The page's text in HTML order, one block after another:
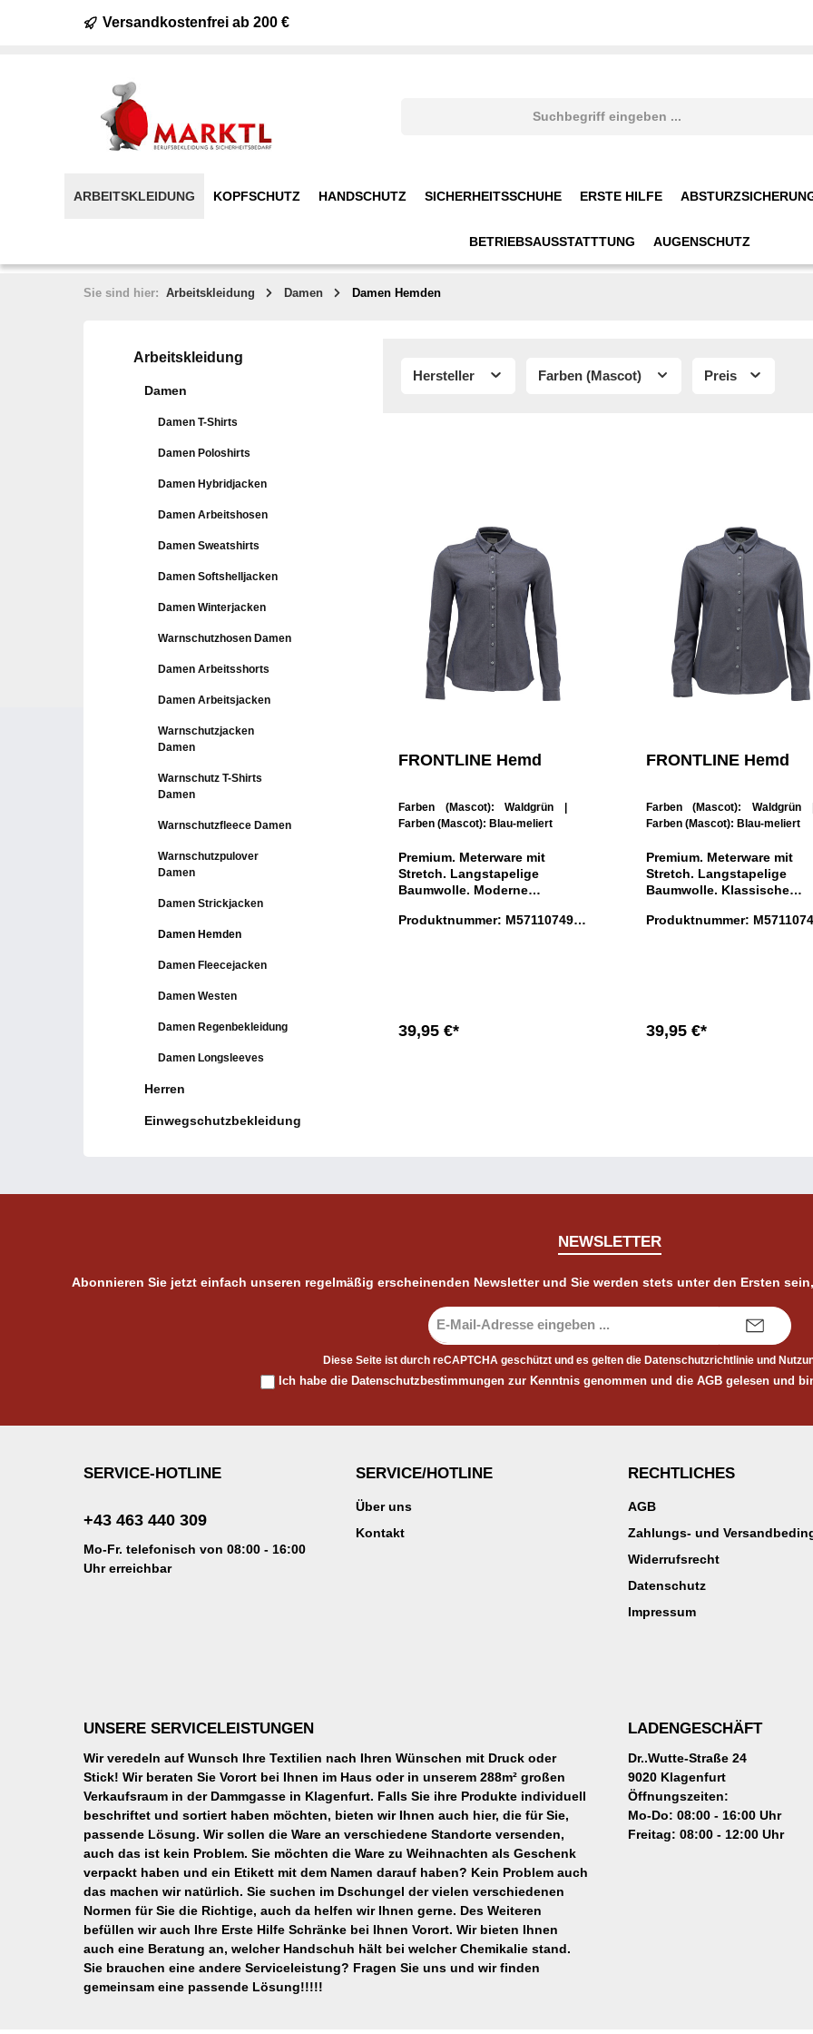
Versandkostenfrei ab 200 €
ARBEITSKLEIDUNG KOPFSCHUTZ HANDSCHUTZ SICHERHEITSSCHUHE ERSTE HILFE
BETRIEBSAUSSTATTTUNG AUGENSCHUTZ
Sie sind hier: Arbeitskleidung Damen Damen Hemden
Arbeitskleidung
Damen
Damen T-Shirts
Damen Poloshirts
Damen Hybridjacken
Damen Arbeitshosen
Damen Sweatshirts
Damen Softshelljacken
Damen Winterjacken
Warnschutzhosen Damen
Damen Arbeitsshorts
Damen Arbeitsjacken
Warnschutzjacken
Damen
Warnschutz T-Shirts
Damen
Warnschutzfleece Damen
Warnschutzpulover
Damen
Damen Strickjacken
Damen Hemden
Damen Fleecejacken
Damen Westen
Damen Regenbekleidung
Damen Longsleeves
Herren
Einwegschutzbekleidung
Hersteller Farben (Mascot) Preis
FRONTLINE Hemd
Farben (Mascot): Waldgrün
Farben (Mascot): Blau-meliert
Premium. Meterware mit
Stretch. Langstapelige
Baumwolle. Moderne
Klassischer Button-Down-
Produktnummer: M5711074913
39,95 €*
FRONTLINE Hemd
Farben (Mascot): Waldgrün
Farben (Mascot): Blau-meliert
Premium. Meterware mit
Stretch. Langstapelige
Baumwolle. Klassische
Passform. Klassischer
Produktnummer:
39,95 €*
NEWSLETTER
Abonnieren Sie jetzt einfach unseren regelmäßig erscheinenden Newsletter und Sie werden stets unter den Ersten
Mail-
Adresse*
Diese Seite ist durch reCAPTCHA geschützt und es gelten die Datenschutzrichtlinie und
Ich habe die Datenschutzbestimmungenzur Kenntnis genommen und die AGBgelesen und
SERVICE-HOTLINE
+43 463 440 309
Mo-Fr. telefonisch von 08:00 - 16:00
Uhr erreichbar
SERVICE/HOTLINE
Über uns
Kontakt
RECHTLICHES
AGB
Zahlungs- und
Widerrufsrecht
Datenschutz
Impressum
UNSERE SERVICELEISTUNGEN
Wir veredeln auf Wunsch Ihre Textilien nach Ihren Wünschen mit Druck oder
Stick! Wir beraten Sie Vorort bei Ihnen im Haus oder in unserem 288m² großen
Verkaufsraum in der Dammgasse in Klagenfurt. Falls Sie ihre Produkte individuell
beschriftet und sortiert haben möchten, bieten wir Ihnen auch hier, die für Sie,
passende Lösung. Wir sollen die Ware an verschiedene Standorte versenden,
auch das ist kein Problem. Sie möchten die Ware zu Weihnachten als Geschenk
verpackt haben und ein Etikett mit dem Namen darauf haben? Kein Problem auch
das machen wir natürlich. Sie suchen im Dschungel der vielen verschiedenen
Normen für Sie die Richtige, auch da helfen wir Ihnen gerne. Des Weiteren
befüllen wir auch Ihre Erste Hilfe Schränke bei Ihnen Vorort. Wir bieten Ihnen
auch eine Beratung an, welcher Handschuh hält bei welcher Chemikalie stand.
Sie brauchen eine andere Serviceleistung? Fragen Sie uns und wir finden
gemeinsam eine passende Lösung!!!!!
LADENGESCHÄFT
Dr..Wutte-Straße 24
9020 Klagenfurt
Öffnungszeiten:
Mo-Do: 08:00 - 16:00 Uhr
Freitag: 08:00 - 12:00 Uhr